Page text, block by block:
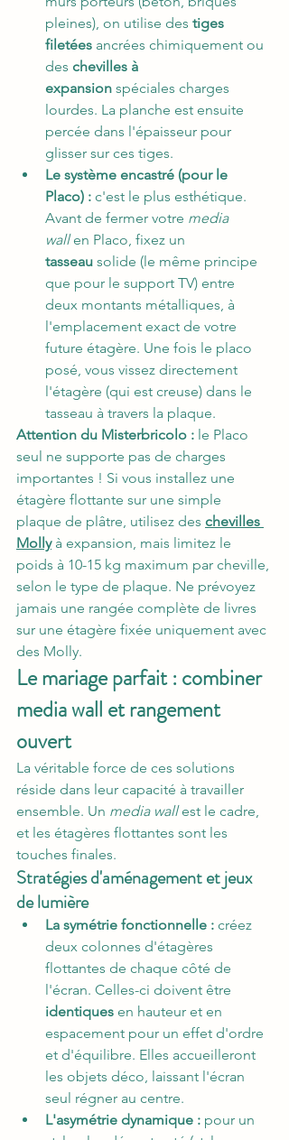
pleines), on utilise des tiges
filetées ancrées chimiquement ou
des chevilles à
expansion spéciales charges
lourdes. La planche est ensuite
percée dans l'épaisseur pour
glisser sur ces tiges.
Le système encastré (pour le
Placo) : c'est le plus esthétique.
Avant de fermer votre media
wall en Placo, fixez un
tasseau solide (le même principe
que pour le support TV) entre
deux montants métalliques, à
l'emplacement exact de votre
future étagère. Une fois le placo
posé, vous vissez directement
l'étagère (qui est creuse) dans le
tasseau à travers la plaque.
Attention du Misterbricolo : le Placo
seul ne supporte pas de charges
importantes ! Si vous installez une
étagère flottante sur une simple
plaque de plâtre, utilisez des chevilles
Molly à expansion, mais limitez le
poids à 10-15 kg maximum par cheville,
selon le type de plaque. Ne prévoyez
jamais une rangée complète de livres
sur une étagère fixée uniquement avec
des Molly.
Le mariage parfait : combiner
media wall et rangement
ouvert
La véritable force de ces solutions
réside dans leur capacité à travailler
ensemble. Un media wall est le cadre,
et les étagères flottantes sont les
touches finales.
Stratégies d'aménagement et jeux
de lumière
La symétrie fonctionnelle : créez
deux colonnes d'étagères
flottantes de chaque côté de
l'écran. Celles-ci doivent être
identiques en hauteur et en
espacement pour un effet d'ordre
et d'équilibre. Elles accueilleront
les objets déco, laissant l'écran
seul régner au centre.
L'asymétrie dynamique : pour un